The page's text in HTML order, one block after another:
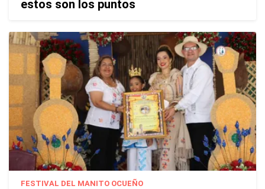
estos son los puntos
FESTIVAL DEL MANITO OCUEÑO